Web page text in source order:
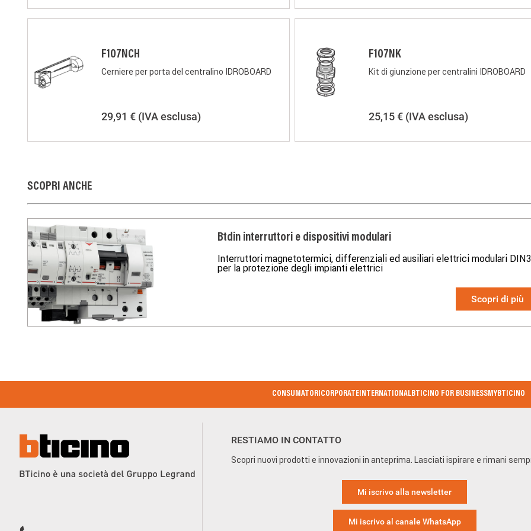
F107NCH
Cerniere per porta del centralino IDROBOARD
29,91 € (IVA esclusa)
F107NK
Kit di giunzione per centralini IDROBOARD
25,15 € (IVA esclusa)
SCOPRI ANCHE
Btdin interruttori e dispositivi modulari
Interruttori magnetotermici, differenziali ed ausiliari elettrici modulari
per la protezione degli impianti elettrici
Scopri di più
CONSUMATORICORPORATEINTERNATIONALBTICINO FOR BUSINESSMYBTICINO
RESTIAMO IN CONTATTO
Scopri nuovi prodotti e innovazioni in anteprima. Lasciati ispirare e rimani
Mi iscrivo alla newsletter
Mi iscrivo al canale WhatsApp